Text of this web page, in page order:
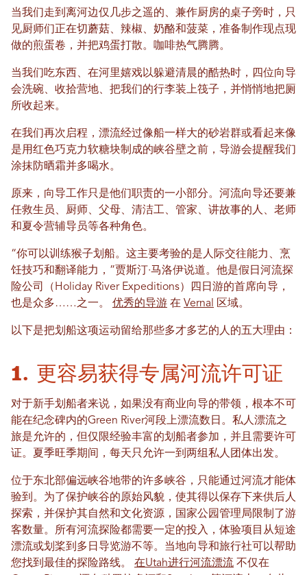
当我们走到离河边仅几步之遥的、兼作厨房的桌子旁时，只
见厨师们正在切蘑菇、辣椒、奶酪和菠菜，准备制作现点现
做的煎蛋卷，并把鸡蛋打散。咖啡热气腾腾。
当我们吃东西、在河里嬉戏以躲避清晨的酷热时，四位向导
会洗碗、收拾营地、把我们的行李装上筏子，并悄悄地把厕
所收起来。
在我们再次启程，漂流经过像船一样大的砂岩群或看起来像
是用红色巧克力软糖块制成的峡谷壁之前，导游会提醒我们
涂抹防晒霜并多喝水。
原来，向导工作只是他们职责的一小部分。河流向导还要兼
任救生员、厨师、父母、清洁工、管家、讲故事的人、老师
和夏令营辅导员等各种角色。
“你可以训练猴子划船。这主要考验的是人际交往能力、烹
饪技巧和翻译能力，”贾斯汀·马洛伊说道。他是假日河流探
险公司（Holiday River Expeditions）四日游的首席向导，
也是众多……之一。 优秀的导游 在 Vernal 区域。
以下是把划船这项运动留给那些多才多艺的人的五大理由：
1. 更容易获得专属河流许可证
对于新手划船者来说，如果没有商业向导的带领，根本不可
能在纪念碑内的Green River河段上漂流数日。私人漂流之
旅是允许的，但仅限经验丰富的划船者参加，并且需要许可
证。夏季旺季期间，每天只允许一到两组私人团体出发。
位于东北部偏远峡谷地带的许多峡谷，只能通过河流才能体
验到。为了保护峡谷的原始风貌，使其得以保存下来供后人
探索，并保护其自然和文化资源，国家公园管理局限制了游
客数量。所有河流探险都需要一定的投入，体验项目从短途
漂流或划桨到多日导览游不等。当地向导和旅行社可以帮助
您找到最佳的探险路线。 在Utah进行河流漂流 不仅在